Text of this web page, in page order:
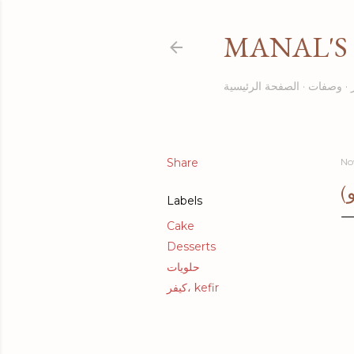
MANAL'S
الصفحة الرئيسية وصفات
Share
Labels
Cake
Desserts
حلويات
كيفر، kefir